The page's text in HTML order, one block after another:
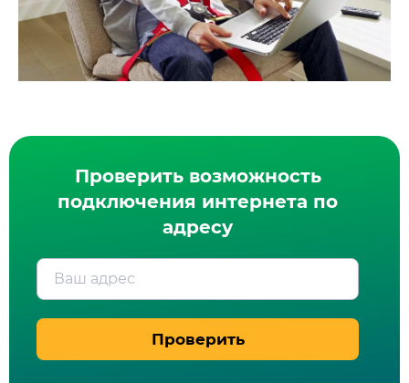
Проверить возможность
подключения интернета по
адресу
Ваш адрес
Проверить